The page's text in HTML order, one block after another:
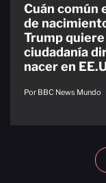
Cuán común
de
Trump
ciudadanía
nacer en
Por BBC News Mundo